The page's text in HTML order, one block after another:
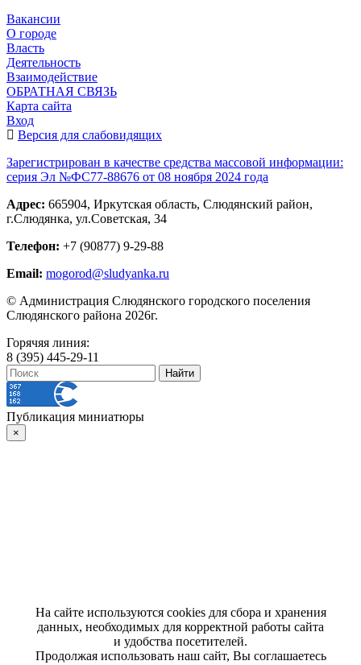
Вакансии
О городе
Власть
Деятельность
Взаимодействие
ОБРАТНАЯ СВЯЗЬ
Карта сайта
Вход
Версия для слабовидящих
Зарегистрирован в качестве средства массовой информации:
серия Эл №ФС77-88676 от 08 ноября 2024 года
Адрес: 665904, Иркутская область, Слюдянский район,
г.Слюдянка, ул.Советская, 34
Телефон: +7 (90877) 9-29-88
Email: mogorod@sludyanka.ru
© Администрация Слюдянского городского поселения
Слюдянского района 2026г.
Горячяя линия:
8 (395) 445-29-11
Публикация миниатюры
×
На сайте используются cookies для сбора и хранения
данных, необходимых для корректной работы сайта
и удобства посетителей.
Продолжая использовать наш сайт, Вы соглашаетесь